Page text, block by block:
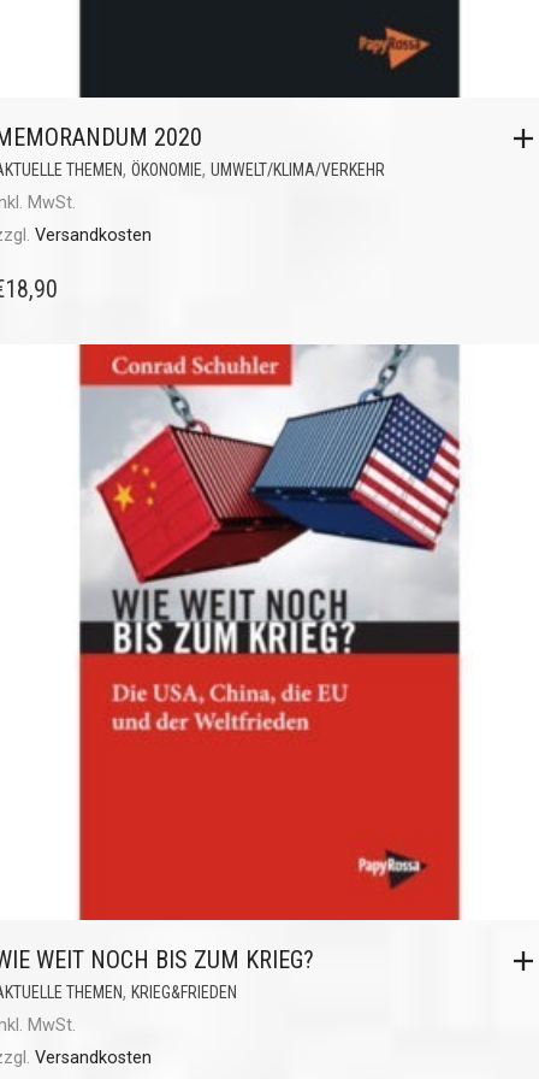
2020
THEMEN, ÖKONOMIE, UMWELT/KLIMA/VERKEHR
MwSt.
Versandkosten
18,90
WEIT NOCH BIS ZUM KRIEG?
THEMEN, KRIEG&FRIEDEN
MwSt.
Versandkosten